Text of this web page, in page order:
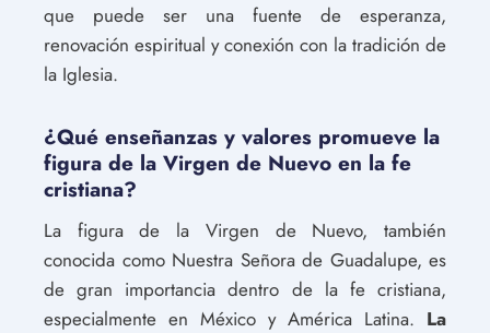
que puede ser una fuente de esperanza,
renovación espiritual y conexión con la tradición de
la Iglesia.
¿Qué enseñanzas y valores promueve la
figura de la Virgen de Nuevo en la fe
cristiana?
La figura de la Virgen de Nuevo, también
conocida como Nuestra Señora de Guadalupe, es
de gran importancia dentro de la fe cristiana,
especialmente en México y América Latina. La